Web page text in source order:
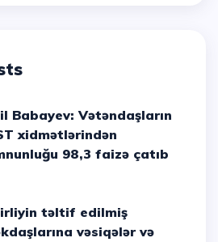
xidmətlərindən
98,3 faizə çatıb
vəsiqələr və